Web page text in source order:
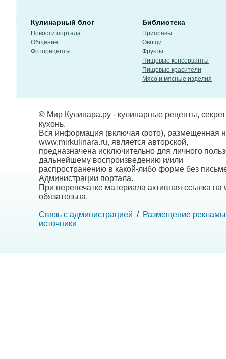
Кулинарный блог
Новости портала
Общение
Фоторецепты
Библиотека
Приправы
Овощи
Фрукты
Пищевые консерванты
Пищевые красители
Мясо и мясные изделия
© Мир Кулинара.ру - кулинарные рецепты,
кухонь.
Вся информация (включая фото), размещенная
www.mirkulinara.ru, является авторской,
предназначена исключительно для личного
дальнейшему воспроизведению и/или
распространению в какой-либо форме без
Администрации портала.
При перепечатке материала активная ссылка на
обязательна.
Связь с администрацией / Размещение рекламы
источники